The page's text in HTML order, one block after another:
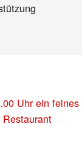
Uhr ein feines